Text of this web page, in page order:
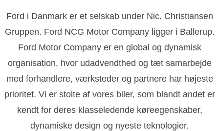
Ford i Danmark er et selskab under Nic. Christiansen
Gruppen. Ford NCG Motor Company ligger i Ballerup.
Ford Motor Company er en global og dynamisk
organisation, hvor udadvendthed og tæt samarbejde
med forhandlere, værksteder og partnere har højeste
prioritet. Vi er stolte af vores biler, som blandt andet er
kendt for deres klasseledende køreegenskaber,
dynamiske design og nyeste teknologier.